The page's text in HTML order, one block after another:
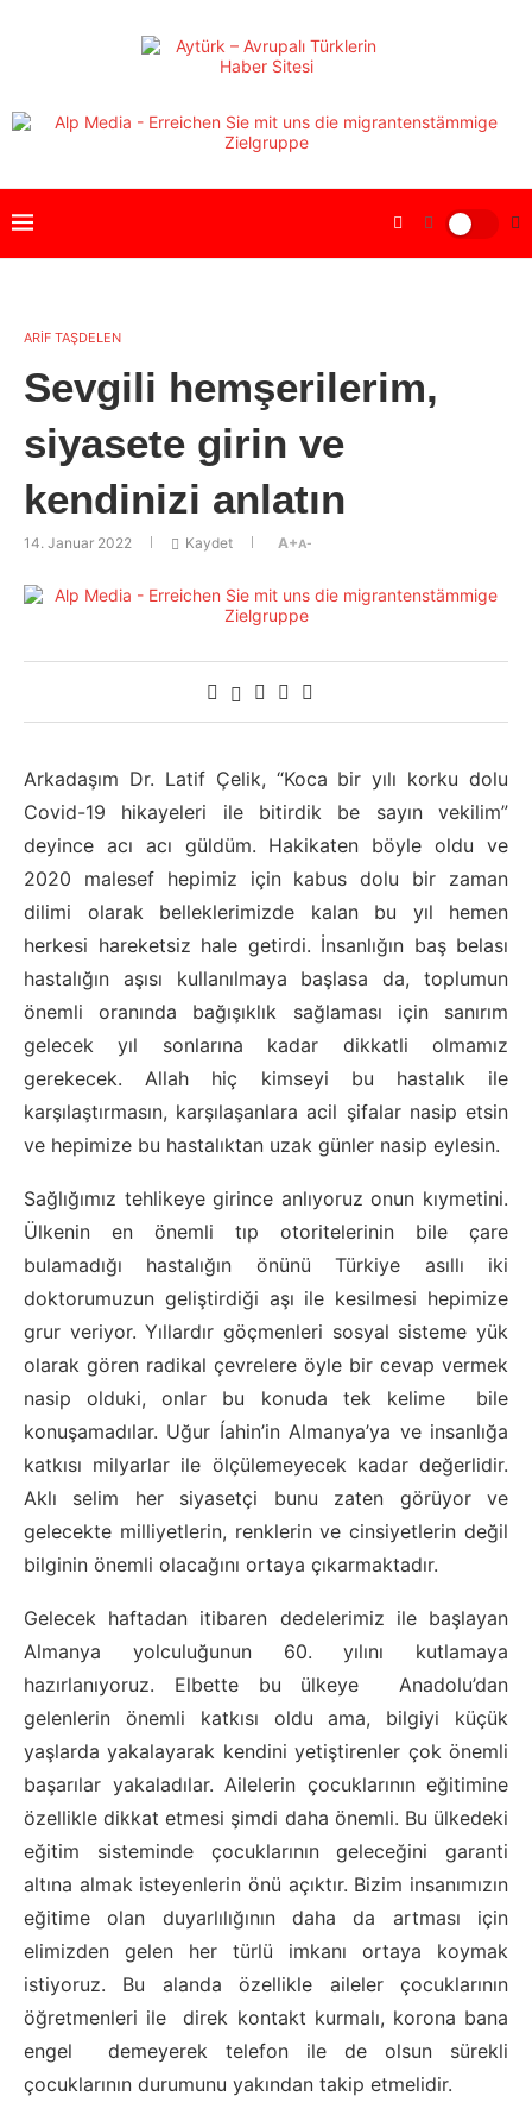
ARİF TAŞDELEN
Sevgili hemşerilerim,
siyasete girin ve
kendinizi anlatın
14. Januar 2022 Kaydet A+A-
Arkadaşım Dr. Latif Çelik, “Koca bir yılı korku dolu
Covid-19 hikayeleri ile bitirdik be sayın vekilim”
deyince acı acı güldüm. Hakikaten böyle oldu ve
2020 malesef hepimiz için kabus dolu bir zaman
dilimi olarak belleklerimizde kalan bu yıl hemen
herkesi hareketsiz hale getirdi. İnsanlığın baş belası
hastalığın aşısı kullanılmaya başlasa da, toplumun
önemli oranında bağışıklık sağlaması için sanırım
gelecek yıl sonlarına kadar dikkatli olmamız
gerekecek. Allah hiç kimseyi bu hastalık ile
karşılaştırmasın, karşılaşanlara acil şifalar nasip etsin
ve hepimize bu hastalıktan uzak günler nasip eylesin.
Sağlığımız tehlikeye girince anlıyoruz onun kıymetini.
Ülkenin en önemli tıp otoritelerinin bile çare
bulamadığı hastalığın önünü Türkiye asıllı iki
doktorumuzun geliştirdiği aşı ile kesilmesi hepimize
grur veriyor. Yıllardır göçmenleri sosyal sisteme yük
olarak gören radikal çevrelere öyle bir cevap vermek
nasip olduki, onlar bu konuda tek kelime bile
konuşamadılar. Uğur Íahin’in Almanya’ya ve insanlığa
katkısı milyarlar ile ölçülemeyecek kadar değerlidir.
Aklı selim her siyasetçi bunu zaten görüyor ve
gelecekte milliyetlerin, renklerin ve cinsiyetlerin değil
bilginin önemli olacağını ortaya çıkarmaktadır.
Gelecek haftadan itibaren dedelerimiz ile başlayan
Almanya yolculuğunun 60. yılını kutlamaya
hazırlanıyoruz. Elbette bu ülkeye Anadolu’dan
gelenlerin önemli katkısı oldu ama, bilgiyi küçük
yaşlarda yakalayarak kendini yetiştirenler çok önemli
başarılar yakaladılar. Ailelerin çocuklarının eğitimine
özellikle dikkat etmesi şimdi daha önemli. Bu ülkedeki
eğitim sisteminde çocuklarının geleceğini garanti
altına almak isteyenlerin önü açıktır. Bizim insanımızın
eğitime olan duyarlılığının daha da artması için
elimizden gelen her türlü imkanı ortaya koymak
istiyoruz. Bu alanda özellikle aileler çocuklarının
öğretmenleri ile direk kontakt kurmalı, korona bana
engel demeyerek telefon ile de olsun sürekli
çocuklarının durumunu yakından takip etmelidir.